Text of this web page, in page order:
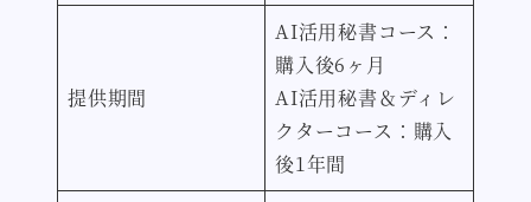
提供期間
AI活用秘書コース：
購入後6ヶ月
AI活用秘書＆ディレ
クターコース：購入
後1年間